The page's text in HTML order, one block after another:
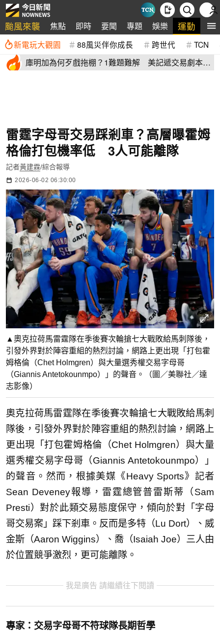
颱風來襲 焦點 即時 要聞 專題 娛樂 運動 全
新電玩大觀園 88風災伴你成長 跨世代 TCN
庫明加為何歹戲拖棚？1難題難解 美記遞交易劇本：
雷霆字母哥交易踩剎車？高層曝霍姆
格倫打包機率低 3人可能離隊
記者黃建霖/綜合報導
2026-06-02 06:30:00
▲奧克拉荷馬雷霆隊在季後賽次輪搶七大戰敗給馬刺隊後，
引發外界對於陣容重組的熱烈討論，網路上更出現「打包霍
姆格倫（Chet Holmgren）與大量選秀權交易字母哥
（Giannis Antetokounmpo）」的聲音。（圖／美聯社／達
志影像）
奧克拉荷馬雷霆隊在季後賽次輪搶七大戰敗給馬刺
隊後，引發外界對於陣容重組的熱烈討論，網路上
更出現「打包霍姆格倫（Chet Holmgren）與大量
選秀權交易字母哥（Giannis Antetokounmpo）」
的聲音。然而，根據美媒《Heavy Sports》記者
Sean Deveney報導，雷霆總管普雷斯蒂（Sam
Presti）對於此類交易態度保守，傾向於對「字母
哥交易案」踩下剎車。反而是多特（Lu Dort）、威
金斯（Aaron Wiggins）、喬（Isaiah Joe）三人由
於位置競爭激烈，更可能離隊。
我是廣告 請繼續往下閱讀
專家：交易字母哥不符球隊長期哲學